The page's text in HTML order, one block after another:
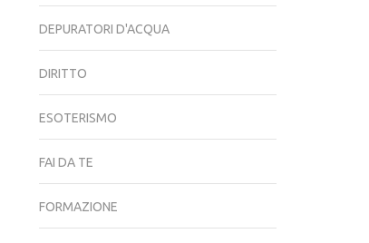
DEPURATORI D'ACQUA
DIRITTO
ESOTERISMO
FAI DA TE
FORMAZIONE